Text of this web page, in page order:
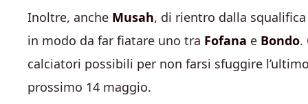
Inoltre, anche Musah, di rientro dalla
in modo da far fiatare uno tra Fofana e Bondo.
calciatori possibili per non farsi sfuggire
prossimo 14 maggio.